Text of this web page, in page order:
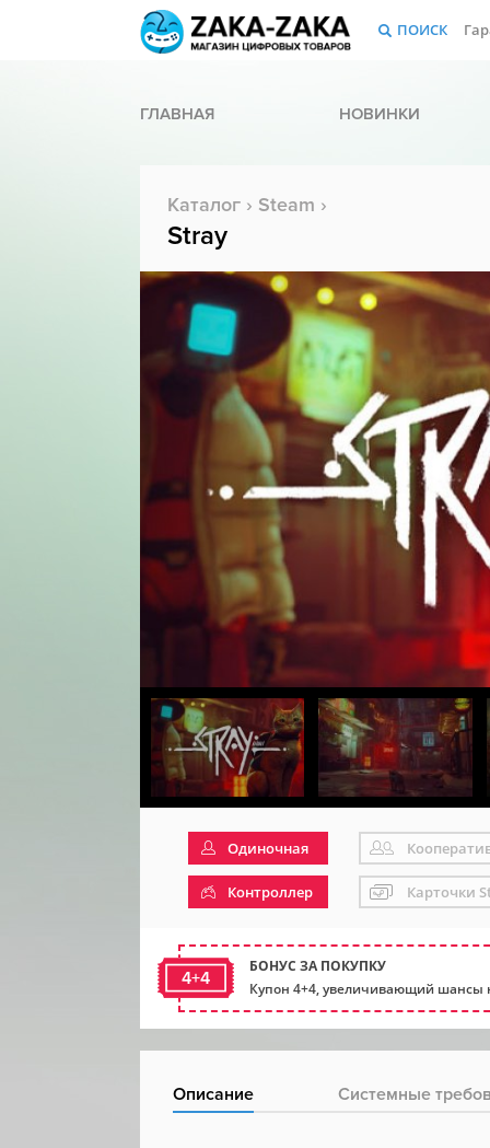
ПОИСК
ГЛАВНАЯ НОВИНКИ
Каталог › Steam ›
Stray
Одиночная
Контроллер Карточки
4+4
БОНУС ЗА ПОКУПКУ
Купон 4+4, увеличивающий шансы
Описание Системные